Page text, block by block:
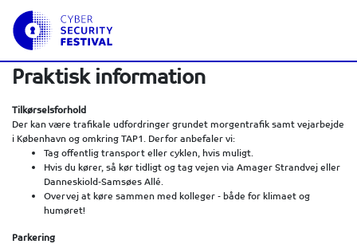
Praktisk information
Tilkørselsforhold
Der kan være trafikale udfordringer grundet morgentrafik samt vejarbejde
i København og omkring TAP1. Derfor anbefaler vi:
Tag offentlig transport eller cyklen, hvis muligt.
Hvis du kører, så kør tidligt og tag vejen via Amager Strandvej eller
Danneskiold-Samsøes Allé.
Overvej at køre sammen med kolleger - både for klimaet og
humøret!
Parkering